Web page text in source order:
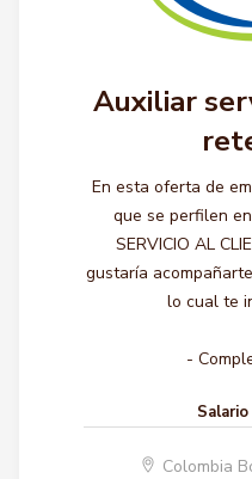
Auxiliar
En esta oferta de
que se perfilen
SERVICIO AL
gustaría
lo cual te
-
Salario
Colombia